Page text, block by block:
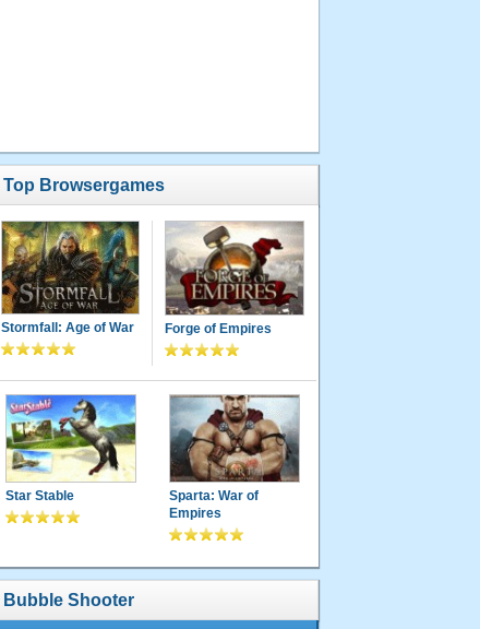
Top Browsergames
Stormfall: Age of War Forge of Empires
Star Stable
Sparta: War of
Empires
Bubble Shooter